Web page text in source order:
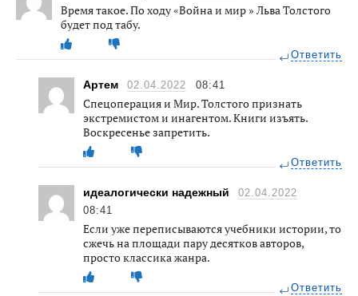
Время такое. По ходу «Война и мир » Льва Толстого
будет под табу.
Ответить
Артем 02.04.2022 08:41
Спецоперация и Мир. Толстого признать
экстремистом и инагентом. Книги изъять.
Воскресенье запретить.
Ответить
идеалогически надежный
02.04.2022
08:41
Если уже переписываются учебники истории, то
сжечь на площади пару десятков авторов,
просто классика жанра.
Ответить